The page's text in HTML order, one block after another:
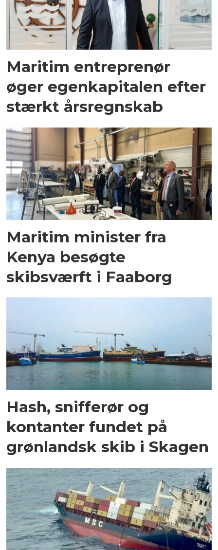
Maritim entreprenør
øger egenkapitalen efter
stærkt årsregnskab
Maritim minister fra
Kenya besøgte
skibsværft i Faaborg
Hash, snifferør og
kontanter fundet på
grønlandsk skib i Skagen